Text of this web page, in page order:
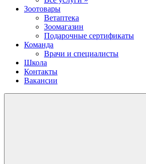
Зоотовары
Ветаптека
Зоомагазин
Подарочные сертификаты
Команда
Врачи и специалисты
Школа
Контакты
Вакансии